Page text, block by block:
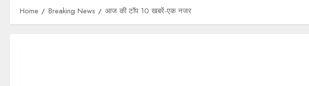
Home Breaking News आज की टॉप 10 खबरें-एक नजर